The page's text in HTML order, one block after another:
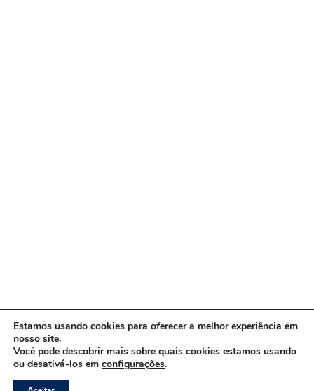
Copyright © 2026 www.ACORDA DF
Estamos usando cookies para oferecer a melhor experiência em
nosso site.
Você pode descobrir mais sobre quais cookies estamos usando
ou desativá-los em configurações.